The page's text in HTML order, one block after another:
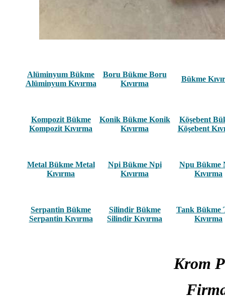
Alüminyum Bükme
Alüminyum Kıvırma
Boru Bükme Boru
Kıvırma
Bükme
Kompozit Bükme
Kompozit Kıvırma
Konik Bükme Konik
Kıvırma
Köşebent
Köşebent
Metal Bükme Metal
Kıvırma
Npi Bükme Npi
Kıvırma
Npu Bükme
Kıvırma
Serpantin Bükme
Serpantin Kıvırma
Silindir Bükme
Silindir Kıvırma
Tank Bükme
Kıvırma
Krom